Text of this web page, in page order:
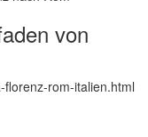
von
rom-italien.html